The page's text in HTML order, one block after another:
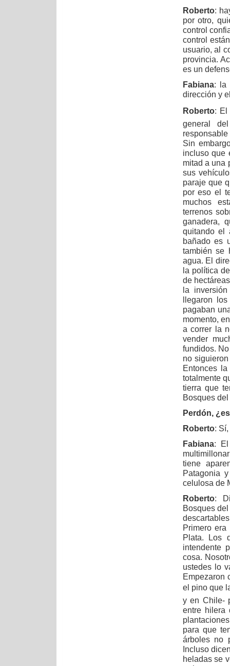
Roberto:
por otro,
control
control
usuario, al
provincia.
es un
Fabiana: la
dirección y
Roberto: El
general
Sin
incluso que
mitad a una
sus
paraje que
por eso el
muchos
terrenos
ganadera,
quitando el
bañado es
también se
agua. El
la política
de
la
llegaron
pagaban
momento,
a correr la
vender
fundidos.
no
Entonces
totalmente
tierra que
Bosques
Perdón,
Roberto:
Fabiana: El
tiene
Patagonia
celulosa de
Roberto:
Bosques
Primero
Plata. Los
intendente
cosa.
ustedes lo
Empezaron
el pino que
y en Chile-
entre
para que
árboles no
Incluso
heladas se